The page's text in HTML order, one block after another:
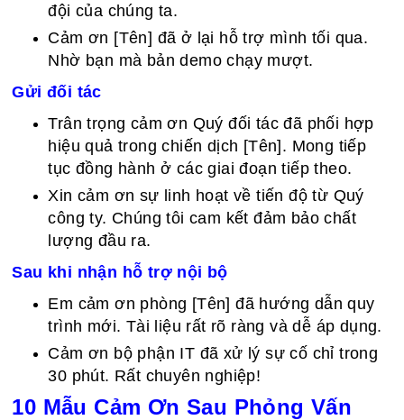
đội của chúng ta.
Cảm ơn [Tên] đã ở lại hỗ trợ mình tối qua.
Nhờ bạn mà bản demo chạy mượt.
Gửi đối tác
Trân trọng cảm ơn Quý đối tác đã phối hợp
hiệu quả trong chiến dịch [Tên]. Mong tiếp
tục đồng hành ở các giai đoạn tiếp theo.
Xin cảm ơn sự linh hoạt về tiến độ từ Quý
công ty. Chúng tôi cam kết đảm bảo chất
lượng đầu ra.
Sau khi nhận hỗ trợ nội bộ
Em cảm ơn phòng [Tên] đã hướng dẫn quy
trình mới. Tài liệu rất rõ ràng và dễ áp dụng.
Cảm ơn bộ phận IT đã xử lý sự cố chỉ trong
30 phút. Rất chuyên nghiệp!
10 Mẫu Cảm Ơn Sau Phỏng Vấn